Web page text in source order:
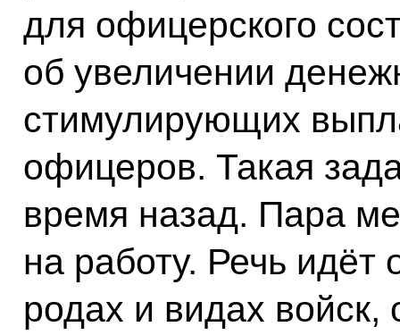
для офицерского
об увеличении
стимулирующих
офицеров. Такая
время назад. Пара
на работу. Речь
родах и видах войск,